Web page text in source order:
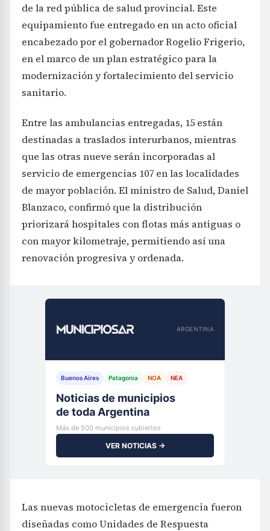
de la red pública de salud provincial. Este
equipamiento fue entregado en un acto oficial
encabezado por el gobernador Rogelio Frigerio,
en el marco de un plan estratégico para la
modernización y fortalecimiento del servicio
sanitario.
Entre las ambulancias entregadas, 15 están
destinadas a traslados interurbanos, mientras
que las otras nueve serán incorporadas al
servicio de emergencias 107 en las localidades
de mayor población. El ministro de Salud, Daniel
Blanzaco, confirmó que la distribución
priorizará hospitales con flotas más antiguas o
con mayor kilometraje, permitiendo así una
renovación progresiva y ordenada.
ARGENTINA
Buenos Aires Patagonia NOA NEA
Noticias de municipios
de toda Argentina
Más de 500 municipios cubiertos
VER NOTICIAS →
Las nuevas motocicletas de emergencia fueron
diseñadas como Unidades de Respuesta